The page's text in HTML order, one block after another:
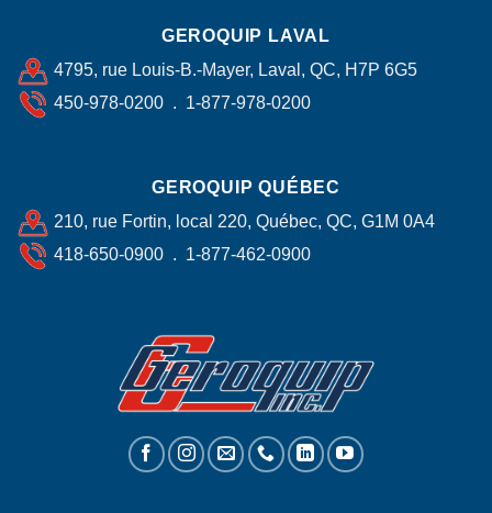
GEROQUIP LAVAL
4795, rue Louis-B.-Mayer, Laval, QC, H7P 6G5
450-978-0200 . 1-877-978-0200
GEROQUIP QUÉBEC
210, rue Fortin, local 220, Québec, QC, G1M 0A4
418-650-0900 . 1-877-462-0900